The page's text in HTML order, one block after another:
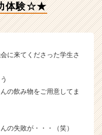
体験☆★
に来てくださった学生さ
の飲み物をご用意してま
の失敗が・・・（笑）